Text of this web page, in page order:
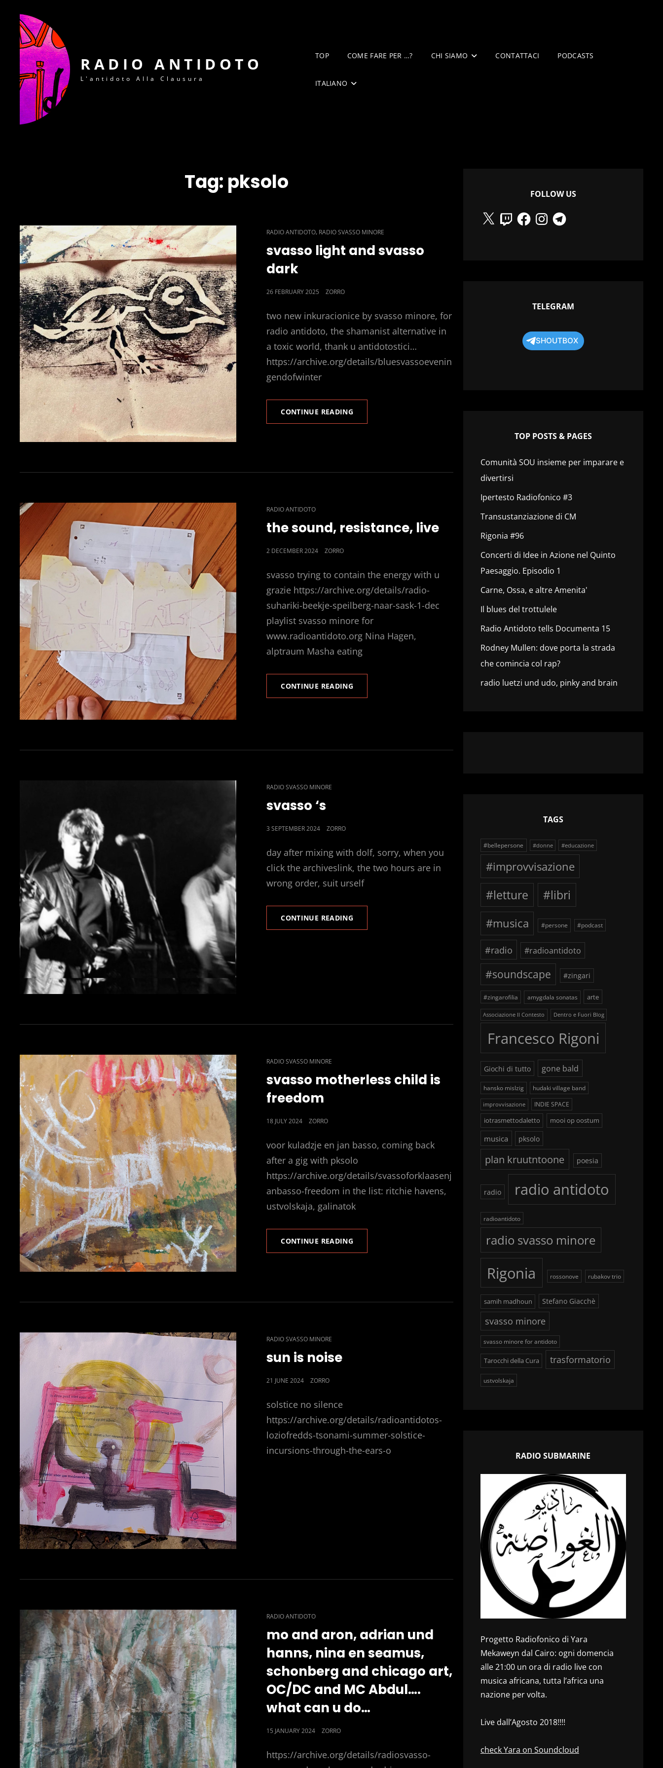
RADIO ANTIDOTO
L'antidoto Alla Clausura
TOP COME FARE PER …? CHI SIAMO CONTATTACI PODCASTS
ITALIANO
Tag: pksolo
CAT
RADIO ANTIDOTO, RADIO SVASSO MINORE
svasso light and svasso
dark
POSTED
26 FEBRUARY 2025 ZORRO
two new inkuracionice by svasso minore, for
radio antidoto, the shamanist alternative in
a toxic world, thank u antidotostici…
https://archive.org/details/bluesvassoevenin
gendofwinter
CONTINUE READING
LIGHT
CAT
LINKS
RADIO ANTIDOTO
the sound, resistance, live
POSTED
2 DECEMBER 2024 ZORRO
svasso trying to contain the energy with u
grazie https://archive.org/details/radio-
suhariki-beekje-speilberg-naar-sask-1-dec
playlist svasso minore for
www.radioantidoto.org Nina Hagen,
alptraum Masha eating
CONTINUE READING
SOUND,
CAT
RADIO SVASSO MINORE
svasso ‘s
POSTED
3 SEPTEMBER 2024 ZORRO
day after mixing with dolf, sorry, when you
click the archiveslink, the two hours are in
wrong order, suit urself
CONTINUE READING
‘S
CAT
RADIO SVASSO MINORE
svasso motherless child is
freedom
POSTED
18 JULY 2024 ZORRO
voor kuladzje en jan basso, coming back
after a gig with pksolo
https://archive.org/details/svassoforklaasenj
anbasso-freedom in the list: ritchie havens,
ustvolskaja, galinatok
CONTINUE READING
MOTHERLESS
CAT
RADIO SVASSO MINORE
sun is noise
POSTED
21 JUNE 2024 ZORRO
solstice no silence
https://archive.org/details/radioantidotos-
loziofredds-tsonami-summer-solstice-
incursions-through-the-ears-o
CAT
RADIO ANTIDOTO
mo and aron, adrian und
hanns, nina en seamus,
schonberg and chicago art,
OC/DC and MC Abdul….
what can u do…
POSTED
15 JANUARY 2024 ZORRO
https://archive.org/details/radiosvasso-
FOLLOW US
X
TwitchFacebookInstagramTelegram
TELEGRAM
SHOUTBOX
TOP POSTS & PAGES
Comunità SOU insieme per imparare e
divertirsi
Ipertesto Radiofonico #3
Transustanziazione di CM
Rigonia #96
Concerti di Idee in Azione nel Quinto
Paesaggio. Episodio 1
Carne, Ossa, e altre Amenita'
Il blues del trottulele
Radio Antidoto tells Documenta 15
Rodney Mullen: dove porta la strada
che comincia col rap?
radio luetzi und udo, pinky and brain
TAGS
#bellepersone #donne #educazione
#improvvisazione
#letture
#libri
#musica
#persone #podcast
#radio #radioantidoto
#soundscape #zingari
#zingarofilia amygdala sonatas arte
Associazione Il Contesto Dentro e Fuori Blog
Francesco Rigoni
Giochi di tutto gone bald
hansko mislzig hudaki village band
improvvisazione INDIE SPACE
iotrasmettodaletto mooi op oostum
musica pksolo
plan kruutntoone poesia
radio radio antidoto
radioantidoto
radio svasso minore
Rigonia rossonove rubakov trio
samih madhoun Stefano Giacchè
svasso minore
svasso minore for antidoto
Tarocchi della Cura trasformatorio
ustvolskaja
RADIO SUBMARINE
Progetto Radiofonico di Yara
Mekaweyn dal Cairo: ogni domencia
alle 21:00 un ora di radio live con
musica africana, tutta l’africa una
nazione per volta.
Live dall’Agosto 2018!!!!
check Yara on Soundcloud